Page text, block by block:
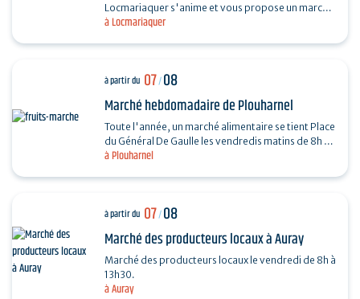
à Locmariaquer
Locmariaquer s'anime et vous propose un marché
nocturne d'artisanat local. Les musiciens
à Plouharnel
à partir du 07/08
Marché hebdomadaire de Plouharnel
Toute l'année, un marché alimentaire se tient Place
du Général De Gaulle les vendredis matins de 8h à
13h.
à Auray
à partir du 07/08
Marché des producteurs locaux à Auray
Marché des producteurs locaux le vendredi de 8h à
13h30.